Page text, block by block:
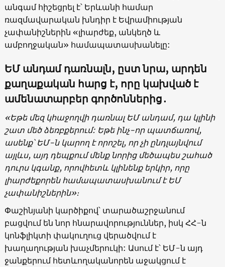
անգամ հիշեցրել է՝ Երևանի համար
ռազմավարական խնդիր է Եվրամիության
չափանիշներին «լիարժեք, անկեղծ և
ամբողջական» համապատասխանելը:
ԵՄ անդամ դառնալն, ըստ նրա, արդեն
քաղաքական հարց է, որը կախված է
ամենատարբեր գործոններից․
«Եթե մեզ կհաջողվի դառնալ ԵՄ անդամ, դա կլինի
շատ մեծ ձեռբքերում: Եթե ինչ-որ պատճառով,
ասենք՝ ԵՄ-ն կարող է որոշել, որ չի ընդլայնվում
այլևս, այդ դեպքում մենք նորից մեծապես շահած
դուրս կգանք, որովհետև կլինենք երկիր, որը
լիարժեքորեն համապատասխանում է ԵՄ
չափանիշներին»։
Փաշինյանի կարծիքով՝ տարածաշրջանում
բացվում են նոր հնարավորություններ, իսկ ՀՀ-ն
կոնֆլիկտի փակուղուց վերածվում է
խաղաղության խաչմերուկի: Ասում է՝ ԵՄ-ն այդ
ջանքերում հետևողականորեն աջակցում է